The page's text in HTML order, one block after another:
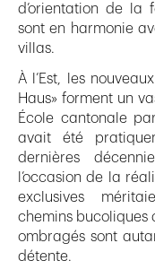
d’orientation de la
sont en harmonie
villas.
À l’Est, les
Haus» forment un
École cantonale
avait été
dernières
l’occasion de la
exclusives
chemins bucoliques
ombragés sont
détente.